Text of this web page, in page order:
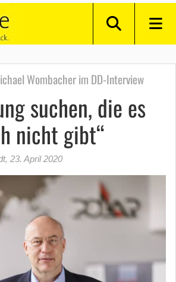
Wombacher im DD-Interview
suchen, die es
nicht gibt“
, 23. April 2020